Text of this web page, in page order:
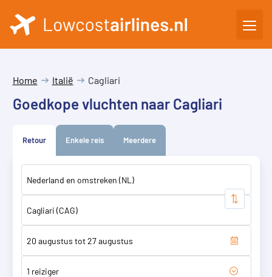
Home Italië Cagliari
Goedkope vluchten naar Cagliari
Retour Enkele reis Meerdere
1 reiziger